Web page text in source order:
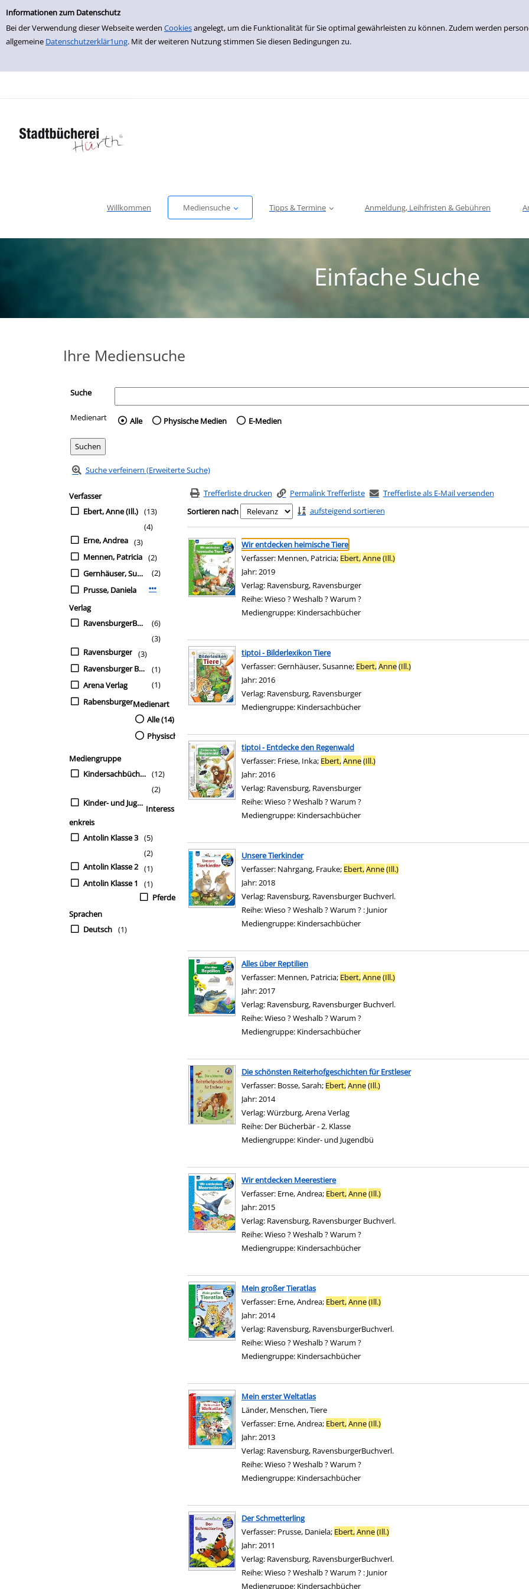
Einfache Suche
Informationen zum Datenschutz
Bei der Verwendung dieser Webseite werden Cookiesangelegt, um die Funktionalität für Sie optimal gewährleisten zu können. Zudem werden
allgemeine Datenschutzerklär1ung. Mit der weiteren Nutzung stimmen Sie diesen Bedingungen zu.
zur Navigation springen
zum Inhalt springen
Zu den Suchfiltern springen
Zur Trefferliste springen
Willkommen Mediensuche Tipps & Termine Anmeldung, Leihfristen & Gebühren
Einfache Suche
Ihre Mediensuche
Suche
Medienart Wählen Sie die Medienart nach der Sie suchen wollen.
Alle Physische Medien E-Medien
Suche verfeinern (Erweiterte Suche)
Suchfilter
Zur Trefferliste springen
Verfasser
Ebert, Anne (Ill.) (13)
Erne, Andrea
(4)
Mennen, Patricia
(3)
Gernhäuser, Susanne
(2)
Prusse, Daniela
(2)
Mehr Verfasser-Filter anzeigen
Verlag
RavensburgerBuchverl.
(6)
Ravensburger
(3)
Ravensburger Buchverl.
(3)
Arena Verlag
(1)
Rabensburger
(1)
Medienart
Alle (14)
Physische Medien (14)
Mediengruppe
Kindersachbücher
(12)
Kinder- und Jugendbü
(2)
Interess
enkreis
Antolin Klasse 3 (5)
Antolin Klasse 2
(2)
Antolin Klasse 1
(1)
Pferde
(1)
Sprachen
Deutsch (1)
Trefferliste drucken Permalink Trefferliste
Trefferliste als E-Mail versenden
Sortieren nach
aufsteigend sortieren
Suchergebnis
Zu den Suchfiltern springen
Wir entdecken heimische Tiere
Verfasser: Mennen, Patricia; Ebert,Anne(Ill.)
Jahr:2019
Verlag: Ravensburg, Ravensburger
Reihe:Wieso ? Weshalb ? Warum ?
Mediengruppe: Kindersachbücher
tiptoi - Bilderlexikon Tiere
Verfasser:Gernhäuser, Susanne; Ebert,Anne(Ill.)
Jahr:2016
Verlag: Ravensburg, Ravensburger
Mediengruppe: Kindersachbücher
tiptoi - Entdecke den Regenwald
Verfasser: Friese, Inka; Ebert,Anne(Ill.)
Jahr:2016
Verlag: Ravensburg, Ravensburger
Reihe:Wieso ? Weshalb ? Warum ?
Mediengruppe: Kindersachbücher
Unsere Tierkinder
Verfasser: Nahrgang, Frauke; Ebert,Anne(Ill.)
Jahr:2018
Verlag: Ravensburg, Ravensburger Buchverl.
Reihe:Wieso ? Weshalb ? Warum ? : Junior
Mediengruppe: Kindersachbücher
Alles über Reptilien
Verfasser: Mennen, Patricia; Ebert,Anne(Ill.)
Jahr:2017
Verlag: Ravensburg, Ravensburger Buchverl.
Reihe:Wieso ? Weshalb ? Warum ?
Mediengruppe: Kindersachbücher
Die schönsten Reiterhofgeschichten für Erstleser
Verfasser: Bosse, Sarah; Ebert,Anne(Ill.)
Jahr:2014
Verlag:Würzburg, Arena Verlag
Reihe: Der Bücherbär - 2. Klasse
Mediengruppe: Kinder- und Jugendbü
Wir entdecken Meerestiere
Verfasser: Erne, Andrea; Ebert,Anne(Ill.)
Jahr:2015
Verlag: Ravensburg, Ravensburger Buchverl.
Reihe:Wieso ? Weshalb ? Warum ?
Mediengruppe: Kindersachbücher
Mein großer Tieratlas
Verfasser: Erne, Andrea; Ebert,Anne(Ill.)
Jahr:2014
Verlag: Ravensburg, RavensburgerBuchverl.
Reihe:Wieso ? Weshalb ? Warum ?
Mediengruppe: Kindersachbücher
Mein erster Weltatlas
Länder, Menschen, Tiere
Verfasser: Erne, Andrea; Ebert,Anne(Ill.)
Jahr:2013
Verlag: Ravensburg, RavensburgerBuchverl.
Reihe:Wieso ? Weshalb ? Warum ?
Mediengruppe: Kindersachbücher
Der Schmetterling
Verfasser: Prusse, Daniela; Ebert,Anne(Ill.)
Jahr:2011
Verlag: Ravensburg, RavensburgerBuchverl.
Reihe:Wieso ? Weshalb ? Warum ? : Junior
Mediengruppe: Kindersachbücher